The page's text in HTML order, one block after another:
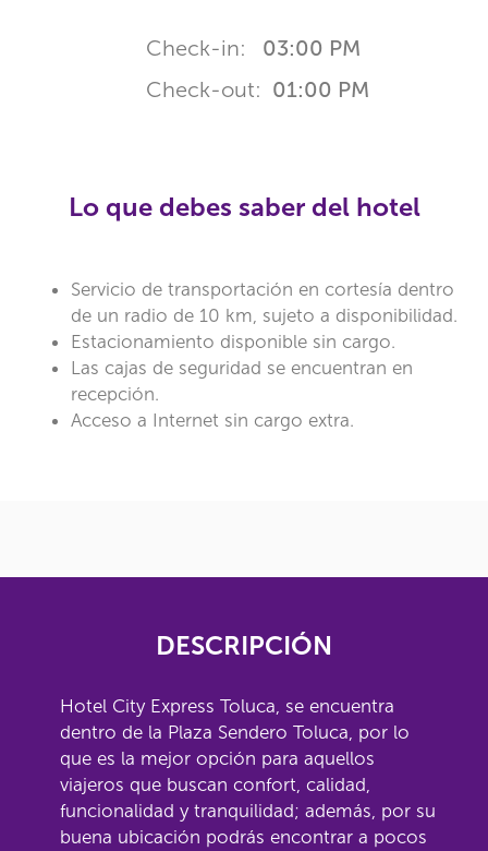
Check-in: 03:00 PM
Check-out: 01:00 PM
Lo que debes saber del hotel
Servicio de transportación en cortesía dentro
de un radio de 10 km, sujeto a disponibilidad.
Estacionamiento disponible sin cargo.
Las cajas de seguridad se encuentran en
recepción.
Acceso a Internet sin cargo extra.
DESCRIPCIÓN
Hotel City Express Toluca, se encuentra
dentro de la Plaza Sendero Toluca, por lo
que es la mejor opción para aquellos
viajeros que buscan confort, calidad,
funcionalidad y tranquilidad; además, por su
buena ubicación podrás encontrar a pocos